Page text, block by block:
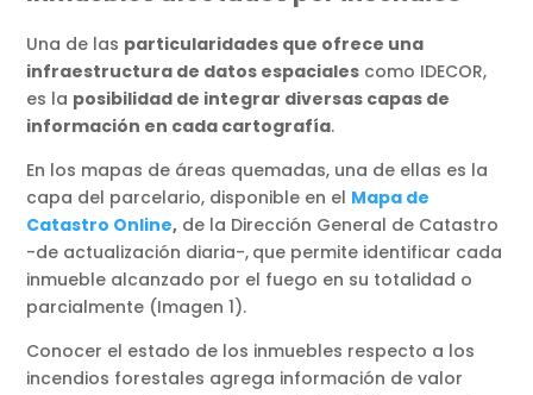
Una de las particularidades que ofrece una
infraestructura de datos espaciales como IDECOR,
es la posibilidad de integrar diversas capas de
información en cada cartografía.
En los mapas de áreas quemadas, una de ellas es la
capa del parcelario, disponible en el Mapa de
Catastro Online, de la Dirección General de Catastro
-de actualización diaria-, que permite identificar cada
inmueble alcanzado por el fuego en su totalidad o
parcialmente (Imagen 1).
Conocer el estado de los inmuebles respecto a los
incendios forestales agrega información de valor